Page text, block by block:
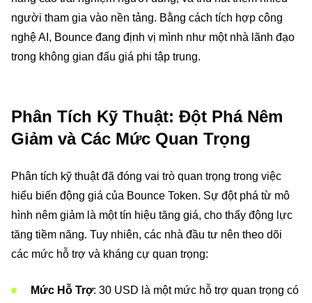
người tham gia vào nền tảng. Bằng cách tích hợp công
nghệ AI, Bounce đang định vị mình như một nhà lãnh đạo
trong không gian đấu giá phi tập trung.
Phân Tích Kỹ Thuật: Đột Phá Nêm
Giảm và Các Mức Quan Trọng
Phân tích kỹ thuật đã đóng vai trò quan trọng trong việc
hiểu biến động giá của Bounce Token. Sự đột phá từ mô
hình nêm giảm là một tín hiệu tăng giá, cho thấy động lực
tăng tiềm năng. Tuy nhiên, các nhà đầu tư nên theo dõi
các mức hỗ trợ và kháng cự quan trọng:
Mức Hỗ Trợ: 30 USD là một mức hỗ trợ quan trọng có